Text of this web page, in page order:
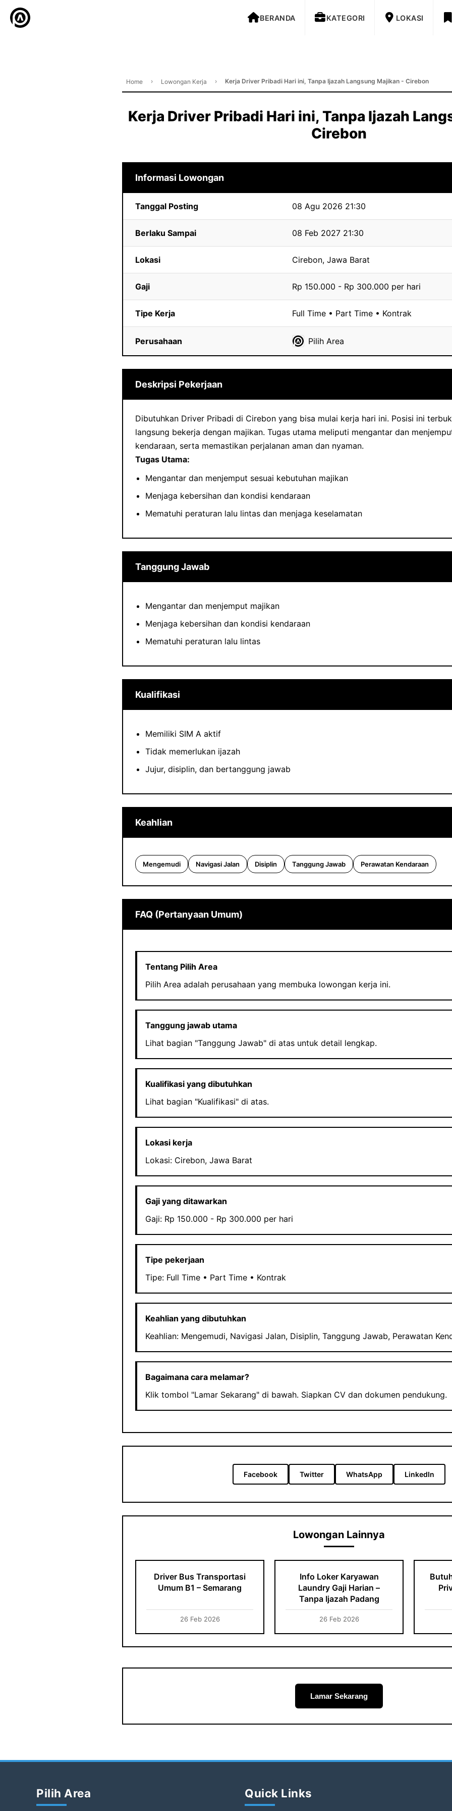
BERANDA KATEGORI LOKASI
Home › Lowongan Kerja › Kerja Driver Pribadi Hari ini, Tanpa Ijazah Langsung Majikan - Cirebon
Kerja Driver Pribadi Hari ini, Tanpa Ijazah
Cirebon
Informasi Lowongan
Tanggal Posting 08 Agu 2026 21:30
Berlaku Sampai 08 Feb 2027 21:30
Lokasi Cirebon, Jawa Barat
Gaji Rp 150.000 - Rp 300.000 per hari
Tipe Kerja Full Time • Part Time • Kontrak
Perusahaan Pilih Area
Deskripsi Pekerjaan
Dibutuhkan Driver Pribadi di Cirebon yang bisa mulai kerja hari ini. Posisi ini
langsung bekerja dengan majikan. Tugas utama meliputi mengantar dan
kendaraan, serta memastikan perjalanan aman dan nyaman.
Tugas Utama:
Mengantar dan menjemput sesuai kebutuhan majikan
Menjaga kebersihan dan kondisi kendaraan
Mematuhi peraturan lalu lintas dan menjaga keselamatan
Tanggung Jawab
Mengantar dan menjemput majikan
Menjaga kebersihan dan kondisi kendaraan
Mematuhi peraturan lalu lintas
Kualifikasi
Memiliki SIM A aktif
Tidak memerlukan ijazah
Jujur, disiplin, dan bertanggung jawab
Keahlian
Mengemudi Navigasi Jalan Disiplin Tanggung Jawab Perawatan Kendaraan
FAQ (Pertanyaan Umum)
Tentang Pilih Area
Pilih Area adalah perusahaan yang membuka lowongan kerja ini.
Tanggung jawab utama
Lihat bagian "Tanggung Jawab" di atas untuk detail lengkap.
Kualifikasi yang dibutuhkan
Lihat bagian "Kualifikasi" di atas.
Lokasi kerja
Lokasi: Cirebon, Jawa Barat
Gaji yang ditawarkan
Gaji: Rp 150.000 - Rp 300.000 per hari
Tipe pekerjaan
Tipe: Full Time • Part Time • Kontrak
Keahlian yang dibutuhkan
Keahlian: Mengemudi, Navigasi Jalan, Disiplin, Tanggung Jawab, Perawatan
Bagaimana cara melamar?
Klik tombol "Lamar Sekarang" di bawah. Siapkan CV dan dokumen pendukung.
Facebook Twitter WhatsApp LinkedIn
Lowongan Lainnya
Driver Bus Transportasi
Umum B1 – Semarang
26 Feb 2026
Info Loker Karyawan
Laundry Gaji Harian –
Tanpa Ijazah Padang
26 Feb 2026
Lamar Sekarang
Pilih Area Quick Links